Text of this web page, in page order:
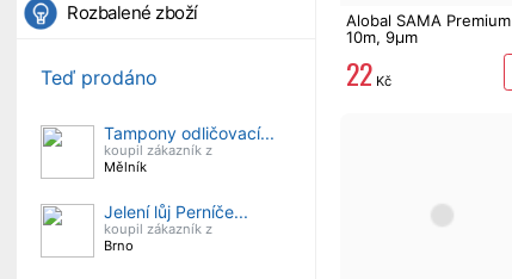
Rozbalené zboží
Teď prodáno
Tampony odličovací...
koupil zákazník z
Mělník
Jelení lůj Perníče...
koupil zákazník z
Brno
Alobal SAMA Premium
10m, 9µm
22 Kč